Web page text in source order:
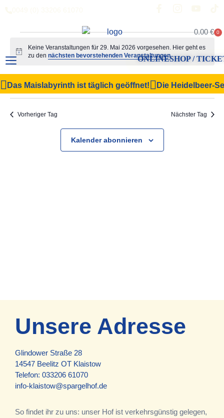
0.00€ 0
ONLINESHOP /
Das Maislabyrinth ist täglich geöffnet! Die Heidelbeer-
Hinweis
Keine Veranstaltungen für 29. Mai 2026 vorgesehen. Hier geht es
zu den nächsten bevorstehenden Veranstaltungen.
Suche
und
Ansichten,
Navigation
Suche
Tag
29.05.2026
Datum
wählen.
Vorheriger Tag Nächster Tag
Kalender abonnieren
Unsere Adresse
Glindower Straße 28
14547 Beelitz OT Klaistow
Telefon: 033206 61070
info-klaistow@spargelhof.de
So findet ihr zu uns: unser Hof ist verkehrsgünstig gelegen,